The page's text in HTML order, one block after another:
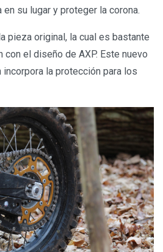
en su lugar y proteger la corona.
pieza original, la cual es bastante
con el diseño de AXP. Este nuevo
la protección para los